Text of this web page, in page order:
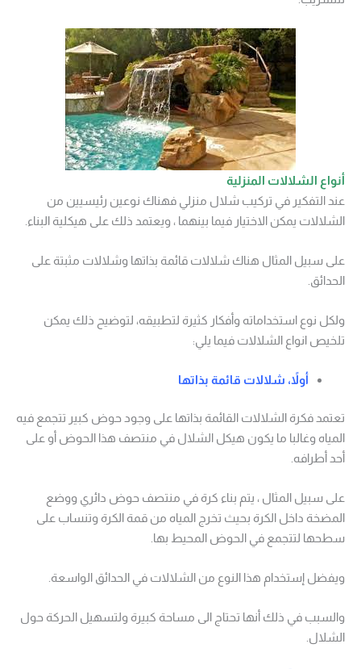
أنواع الشلالات المنزلية
عند التفكير في تركيب شلال منزلي فهناك نوعين رئيسيين من
الشلالات يمكن الاختيار فيما بينهما ، ويعتمد ذلك على هيكلية البناء.
على سبيل المثال هناك شلالات قائمة بذاتها وشلالات مثبتة على
الحدائق.
ولكل نوع استخداماته وأفكار كثيرة لتطبيقه، لتوضيح ذلك يمكن
تلخيص انواع الشلالات فيما يلي:
أولاً، شلالات قائمة بذاتها
تعتمد فكرة الشلالات القائمة بذاتها على وجود حوض كبير تتجمع فيه
المياه وغالبا ما يكون هيكل الشلال في منتصف هذا الحوض أو على
أحد أطرافه.
على سبيل المثال ، يتم بناء كرة في منتصف حوض دائري ووضع
المضخة داخل الكرة بحيث تخرج المياه من قمة الكرة وتنساب على
سطحها لتتجمع في الحوض المحيط بها.
ويفضل إستخدام هذا النوع من الشلالات في الحدائق الواسعة.
والسبب في ذلك أنها تحتاج الى مساحة كبيرة ولتسهيل الحركة حول
الشلال.